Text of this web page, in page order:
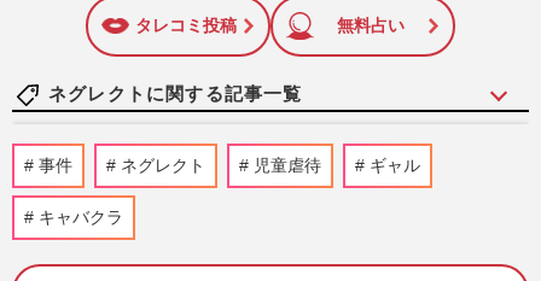
に追加
タレコミ投稿 無料占い
ネグレクトに関する記事一覧
【浅草】4歳娘の“毒殺”容疑で逮捕された
「ゴミの下から母親と娘の骨つぼが…」
事件 ネグレクト 児童虐待 ギャル
キャバクラ